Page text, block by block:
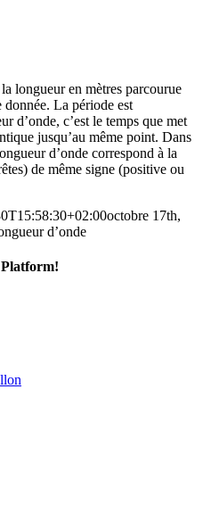
longueur en mètres parcourue
donnée. La période est
d’onde, c’est le temps que met
jusqu’au même point. Dans
d’onde correspond à la
de même signe (positive ou
octobre 17th,
d’onde